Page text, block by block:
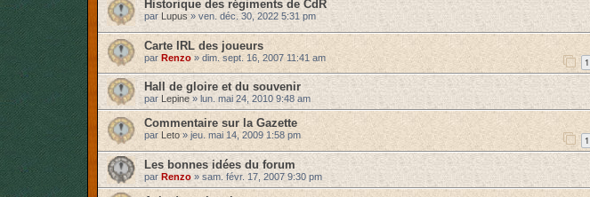
Historique des régiments de CdR
par Lupus» ven. déc. 30, 2022 5:31 pm
Carte IRL des joueurs
par Renzo »dim. sept. 16, 2007 11:41 am 1
Hall de gloire et du souvenir
par Lepine » lun. mai 24, 2010 9:48 am
Commentaire sur la Gazette
par Leto» jeu. mai 14, 2009 1:58 pm 1
Les bonnes idées du forum
par Renzo » sam. févr. 17, 2007 9:30 pm